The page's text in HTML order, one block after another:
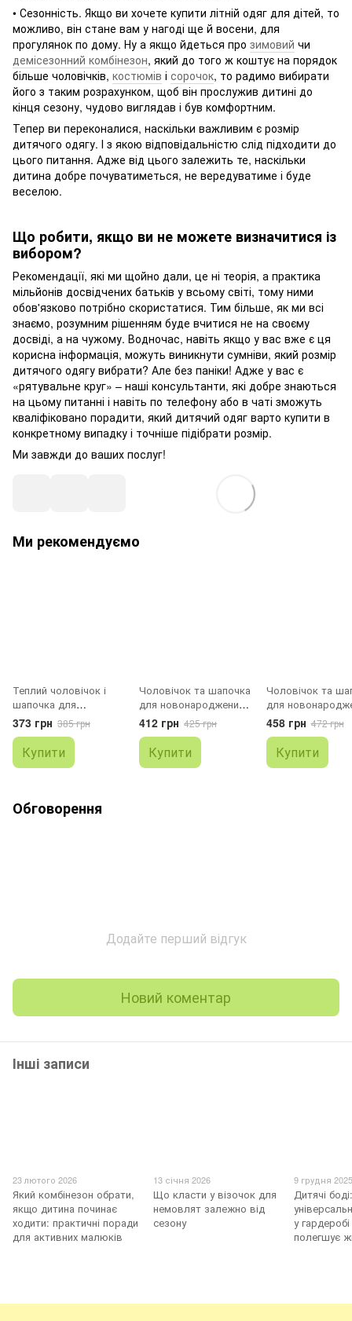
• Сезонність. Якщо ви хочете купити літній одяг для дітей, то
можливо, він стане вам у нагоді ще й восени, для
прогулянок по дому. Ну а якщо йдеться про зимовий чи
демісезонний комбінезон, який до того ж коштує на порядок
більше чоловічків, костюмів і сорочок, то радимо вибирати
його з таким розрахунком, щоб він прослужив дитині до
кінця сезону, чудово виглядав і був комфортним.
Тепер ви переконалися, наскільки важливим є розмір
дитячого одягу. І з якою відповідальністю слід підходити до
цього питання. Адже від цього залежить те, наскільки
дитина добре почуватиметься, не вередуватиме і буде
веселою.
Що робити, якщо ви не можете визначитися із
вибором?
Рекомендації, які ми щойно дали, це ні теорія, а практика
мільйонів досвідчених батьків у всьому світі, тому ними
обов'язково потрібно скористатися. Тим більше, як ми всі
знаємо, розумним рішенням буде вчитися не на своєму
досвіді, а на чужому. Водночас, навіть якщо у вас вже є ця
корисна інформація, можуть виникнути сумніви, який розмір
дитячого одягу вибрати? Але без паніки! Адже у вас є
«рятувальне круг» – наші консультанти, які добре знаються
на цьому питанні і навіть по телефону або в чаті зможуть
кваліфіковано порадити, який дитячий одяг варто купити в
конкретному випадку і точніше підібрати розмір.
Ми завжди до ваших послуг!
Ми рекомендуємо
Теплий чоловічок і
шапочка для
новонароджених з
машинками
373 грн 385 грн
Купити
Чоловічок та шапочка
для новонароджених
Рисочки
412 грн 425 грн
Купити
Чоловічок та
для
Квіточки
458 грн 472 грн
Купити
Обговорення
Додайте перший відгук
Новий коментар
Інші записи
23 лютого 2026
Який комбінезон обрати,
якщо дитина починає
ходити: практичні поради
для активних малюків
13 січня 2026
Що класти у візочок для
немовлят залежно від
сезону
9 грудня
Дитячі
у
полегшує